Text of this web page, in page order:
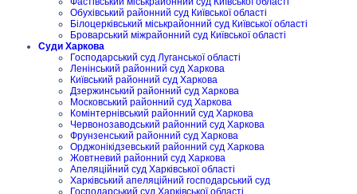
Обухівський районний суд Київської області
Білоцерківський міськрайонний суд Київської області
Броварський міжрайонний суд Київської області
Суди Харкова
Господарський суд Луганської області
Ленінський районний суд Харкова
Київський районний суд Харкова
Дзержинський районний суд Харкова
Московський районний суд Харкова
Комінтернівський районний суд Харкова
Червонозаводський районний суд Харкова
Фрунзенський районний суд Харкова
Орджонікідзевський районний суд Харкова
Жовтневий районний суд Харкова
Апеляційний суд Харківської області
Харківський апеляційний господарський суд